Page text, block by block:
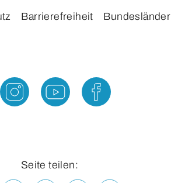
Barrierefreiheit Bundesländer
Seite teilen: